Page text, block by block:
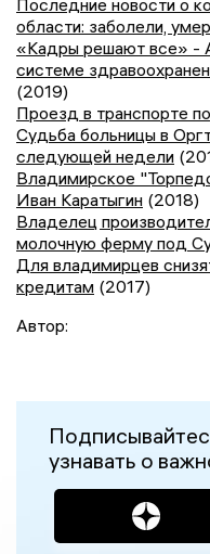
области: заболели,
«Кадры решают все» -
системе
(2019)
Проезд в транспорте
Судьба больницы в
следующей недели
Владимирское
Иван Каратыгин (2018)
Владелец
молочную ферму под
Для владимирцев
кредитам (2017)
Автор:
узнавать о